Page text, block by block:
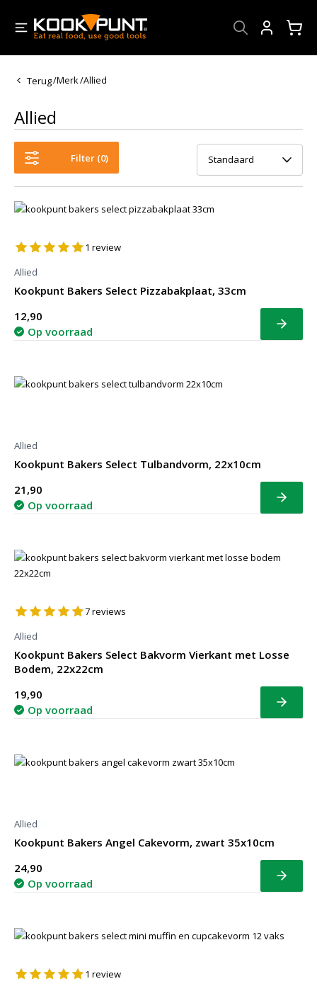
Terug/Merk/Allied
Allied
Filter (0) Standaard
1 review
Allied
Kookpunt Bakers Select Pizzabakplaat, 33cm
12,90
Op voorraad
Bekijk
Allied
Kookpunt Bakers Select Tulbandvorm, 22x10cm
21,90
Op voorraad
Bekijk
7reviews
Allied
Kookpunt Bakers Select Bakvorm Vierkant met Losse
Bodem, 22x22cm
19,90
Op voorraad
Bekijk
Allied
Kookpunt Bakers Angel Cakevorm, zwart 35x10cm
24,90
Op voorraad
Bekijk
1 review